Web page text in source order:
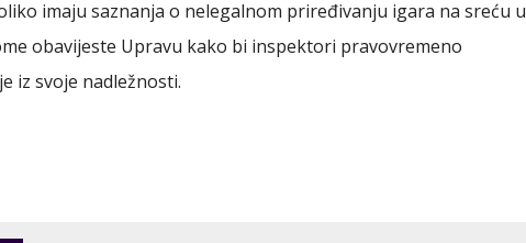
imaju saznanja o nelegalnom priređivanju igara na sreću u
obavijeste Upravu kako bi inspektori pravovremeno
iz svoje nadležnosti.